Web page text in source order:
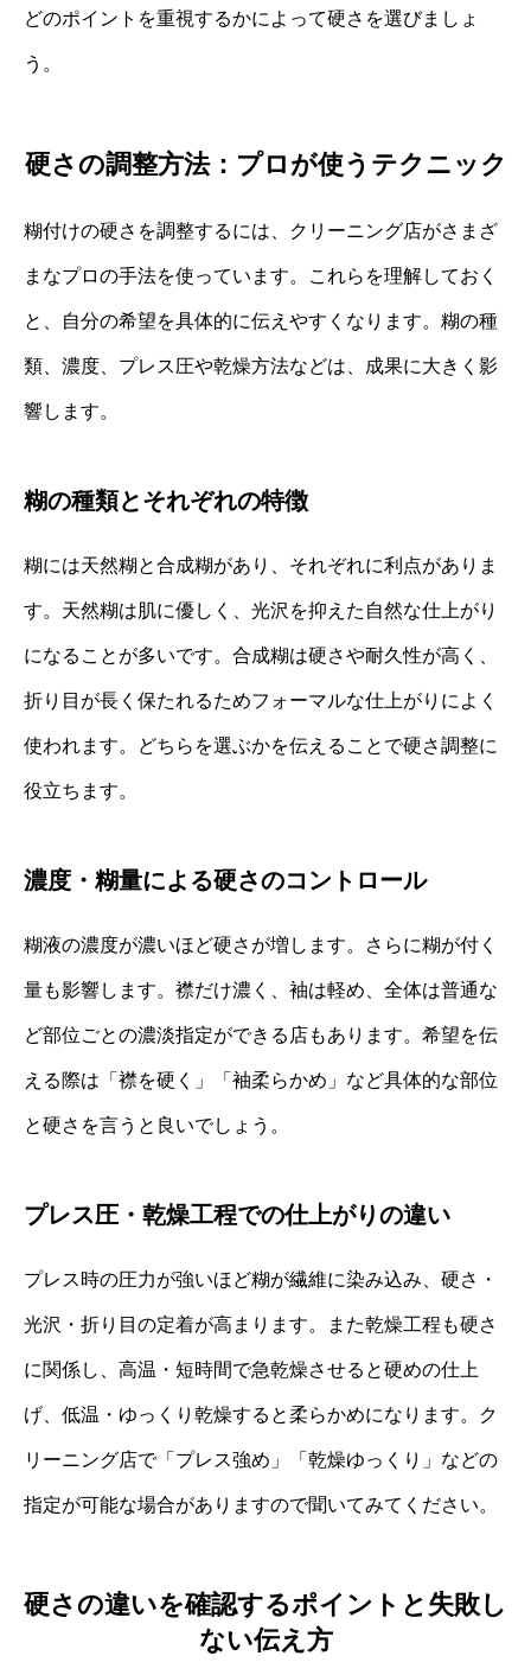
どのポイントを重視するかによって硬さを選びましょ
う。
硬さの調整方法：プロが使うテクニック
糊付けの硬さを調整するには、クリーニング店がさまざ
まなプロの手法を使っています。これらを理解しておく
と、自分の希望を具体的に伝えやすくなります。糊の種
類、濃度、プレス圧や乾燥方法などは、成果に大きく影
響します。
糊の種類とそれぞれの特徴
糊には天然糊と合成糊があり、それぞれに利点がありま
す。天然糊は肌に優しく、光沢を抑えた自然な仕上がり
になることが多いです。合成糊は硬さや耐久性が高く、
折り目が長く保たれるためフォーマルな仕上がりによく
使われます。どちらを選ぶかを伝えることで硬さ調整に
役立ちます。
濃度・糊量による硬さのコントロール
糊液の濃度が濃いほど硬さが増します。さらに糊が付く
量も影響します。襟だけ濃く、袖は軽め、全体は普通な
ど部位ごとの濃淡指定ができる店もあります。希望を伝
える際は「襟を硬く」「袖柔らかめ」など具体的な部位
と硬さを言うと良いでしょう。
プレス圧・乾燥工程での仕上がりの違い
プレス時の圧力が強いほど糊が繊維に染み込み、硬さ・
光沢・折り目の定着が高まります。また乾燥工程も硬さ
に関係し、高温・短時間で急乾燥させると硬めの仕上
げ、低温・ゆっくり乾燥すると柔らかめになります。ク
リーニング店で「プレス強め」「乾燥ゆっくり」などの
指定が可能な場合がありますので聞いてみてください。
硬さの違いを確認するポイントと失敗し
ない伝え方